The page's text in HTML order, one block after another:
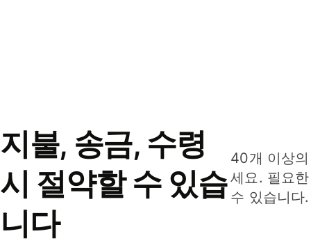
지불, 송금, 수령
시 절약할 수 있습
니다
40개 이상
세요. 필요
수 있습니다.